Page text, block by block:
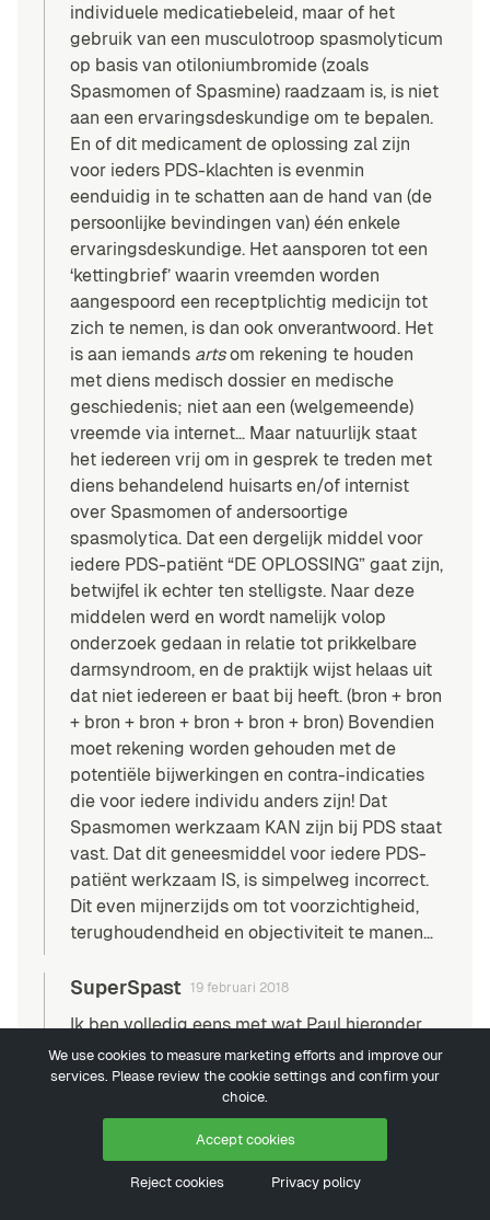
individuele medicatiebeleid, maar of het
gebruik van een musculotroop spasmolyticum
op basis van otiloniumbromide (zoals
Spasmomen of Spasmine) raadzaam is, is niet
aan een ervaringsdeskundige om te bepalen.
En of dit medicament de oplossing zal zijn
voor ieders PDS-klachten is evenmin
eenduidig in te schatten aan de hand van (de
persoonlijke bevindingen van) één enkele
ervaringsdeskundige. Het aansporen tot een
‘kettingbrief’ waarin vreemden worden
aangespoord een receptplichtig medicijn tot
zich te nemen, is dan ook onverantwoord. Het
is aan iemands artsom rekening te houden
met diens medisch dossier en medische
geschiedenis; niet aan een (welgemeende)
vreemde via internet… Maar natuurlijk staat
het iedereen vrij om in gesprek te treden met
diens behandelend huisarts en/of internist
over Spasmomen of andersoortige
spasmolytica. Dat een dergelijk middel voor
iedere PDS-patiënt “DE OPLOSSING” gaat zijn,
betwijfel ik echter ten stelligste. Naar deze
middelen werd en wordt namelijk volop
onderzoek gedaan in relatie tot prikkelbare
darmsyndroom, en de praktijk wijst helaas uit
dat niet iedereen er baat bij heeft. (bron + bron
+ bron + bron + bron + bron + bron) Bovendien
moet rekening worden gehouden met de
potentiële bijwerkingen en contra-indicaties
die voor iedere individu anders zijn! Dat
Spasmomen werkzaam KAN zijn bij PDS staat
vast. Dat dit geneesmiddel voor iedere PDS-
patiënt werkzaam IS, is simpelweg incorrect.
Dit even mijnerzijds om tot voorzichtigheid,
terughoudendheid en objectiviteit te manen…
SuperSpast 19 februari 2018
Ik ben volledig eens met wat Paul hieronder
zegt. Dankjewel Paul en nogmaals: ik wens
niemand zijn gezondheid te schaden. I.v.m.
geneesmiddelen ben ik radicaal tegen elk
geneesmiddel. Te vaak heb ik echter gelezen
dat er niets helpt. En dan plots kom je dat
tegen dankzij een arts die je zorgen wel ter
We use cookies to measure marketing efforts and improve our
services. Please review the cookie settings and confirm your
choice.
Accept cookies
Reject cookies Privacy policy